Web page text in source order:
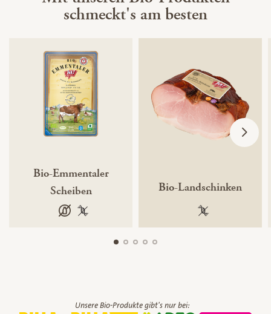
schmeckt's am besten
Bio-Emmentaler
Scheiben
laktosefrei100 % gentechnikfrei
Bio-Landschinken
100 %
Unsere Bio-Produkte gibt's nur bei: